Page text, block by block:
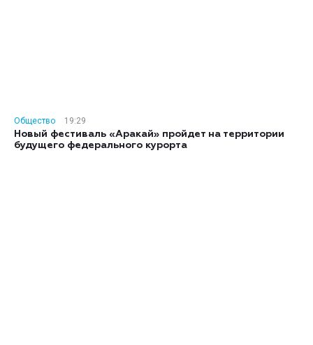
Общество
19:29
Новый фестиваль «Аракай» пройдет на территории
будущего федерального курорта